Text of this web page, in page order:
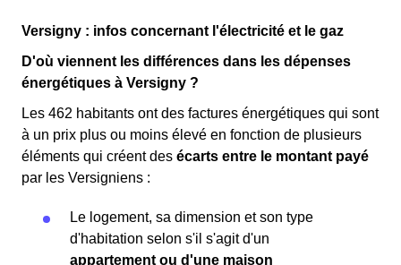
Versigny : infos concernant l'électricité et le gaz
D'où viennent les différences dans les dépenses
énergétiques à Versigny ?
Les 462 habitants ont des factures énergétiques qui sont
à un prix plus ou moins élevé en fonction de plusieurs
éléments qui créent des écarts entre le montant payé
par les Versigniens :
Le logement, sa dimension et son type
d'habitation selon s'il s'agit d'un
appartement ou d'une maison